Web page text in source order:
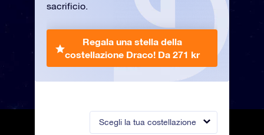
Scegli la tua costellazione
sacrificio.
Regala una stella della
costellazione Draco! Da 271 kr